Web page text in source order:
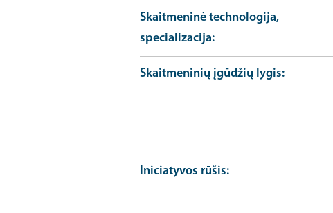
Skaitmeninė technologija,
specializacija
Skaitmeninių įgūdžių lygis
Iniciatyvos rūšis